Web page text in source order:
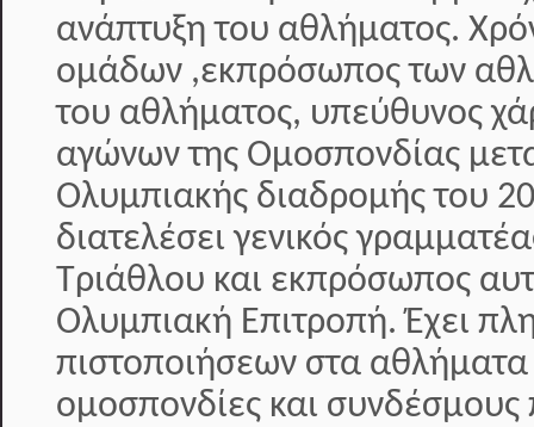
ανάπτυξη του αθλήματος.
ομάδων ,εκπρόσωπος των
του αθλήματος, υπεύθυνος
αγώνων της Ομοσπονδίας
Ολυμπιακής διαδρομής του
διατελέσει γενικός
Τριάθλου και εκπρόσωπος
Ολυμπιακή Επιτροπή. Έχει
πιστοποιήσεων στα αθλήματα
ομοσπονδίες και συνδέσμους